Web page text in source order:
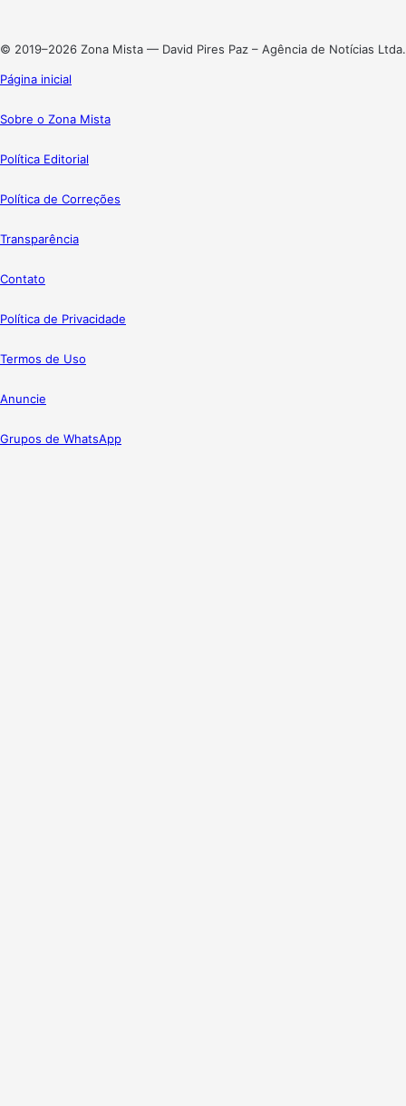
© 2019–2026 Zona Mista — David Pires Paz – Agência de Notícias Ltda.
Página inicial
Sobre o Zona Mista
Política Editorial
Política de Correções
Transparência
Contato
Política de Privacidade
Termos de Uso
Anuncie
Grupos de WhatsApp